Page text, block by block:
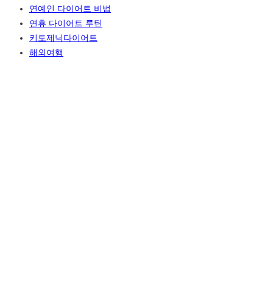
연예인 다이어트 비법
연휴 다이어트 루틴
키토제닉다이어트
해외여행